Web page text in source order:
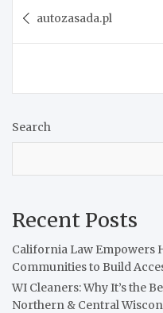
navigation
autozasada.pl
Search
Recent Posts
California Law Empowers
Communities to Build
WI Cleaners: Why It’s the
Northern & Central